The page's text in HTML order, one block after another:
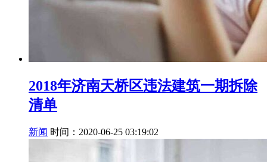
2018年济南天桥区违法建筑一期拆除
清单
新闻 时间：2020-06-25 03:19:02